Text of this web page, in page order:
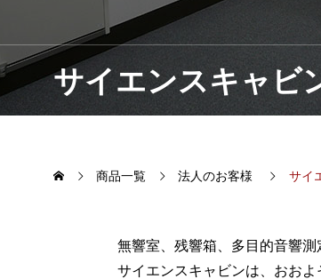
サイエンスキャビ
商品一覧 法人のお客様 サイ
無響室、残響箱、多目的音響測
サイエンスキャビンは、おお